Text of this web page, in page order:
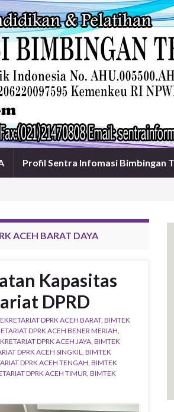
Profil Sentra Infomasi Bimbingan
ACEH BARAT DAYA
Kapasitas
DPRD
DPRK ACEH BARAT, BIMTEK
DPRK ACEH BENER MERIAH,
DPRK ACEH JAYA, BIMTEK
DPRK ACEH SINGKIL, BIMTEK
DPRK ACEH TENGAH, BIMTEK
DPRK ACEH TIMUR, BIMTEK